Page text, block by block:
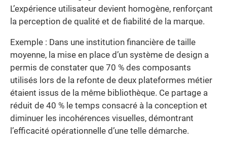
L’expérience utilisateur devient homogène, renforçant
la perception de qualité et de fiabilité de la marque.
Exemple : Dans une institution financière de taille
moyenne, la mise en place d’un système de design a
permis de constater que 70 % des composants
utilisés lors de la refonte de deux plateformes métier
étaient issus de la même bibliothèque. Ce partage a
réduit de 40 % le temps consacré à la conception et
diminuer les incohérences visuelles, démontrant
l’efficacité opérationnelle d’une telle démarche.